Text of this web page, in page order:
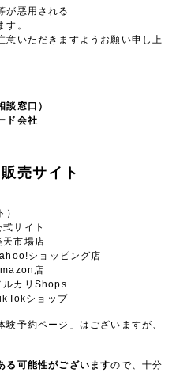
が悪用される
。
意いただきますようお願い申し上
窓口）
ド会社
売サイト
サイト
天市場店
ショッピング店
店
ルカリShops
ショップ
予約ページ」はございますが、
る可能性がございますので、十分